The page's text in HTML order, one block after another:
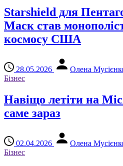
Starshield для
Маск став
космосу США
28.05.2026
Олена
Бізнес
Навіщо летіти на
саме зараз
02.04.2026
Олена
Бізнес